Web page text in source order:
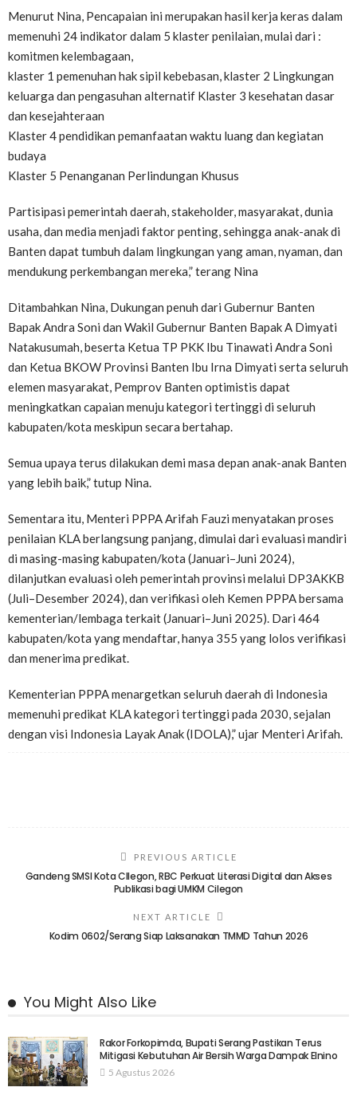
Menurut Nina, Pencapaian ini merupakan hasil kerja keras dalam
memenuhi 24 indikator dalam 5 klaster penilaian, mulai dari :
komitmen kelembagaan,
klaster 1 pemenuhan hak sipil kebebasan, klaster 2 Lingkungan
keluarga dan pengasuhan alternatif Klaster 3 kesehatan dasar
dan kesejahteraan
Klaster 4 pendidikan pemanfaatan waktu luang dan kegiatan
budaya
Klaster 5 Penanganan Perlindungan Khusus
Partisipasi pemerintah daerah, stakeholder, masyarakat, dunia
usaha, dan media menjadi faktor penting, sehingga anak-anak di
Banten dapat tumbuh dalam lingkungan yang aman, nyaman, dan
mendukung perkembangan mereka,” terang Nina
Ditambahkan Nina, Dukungan penuh dari Gubernur Banten
Bapak Andra Soni dan Wakil Gubernur Banten Bapak A Dimyati
Natakusumah, beserta Ketua TP PKK Ibu Tinawati Andra Soni
dan Ketua BKOW Provinsi Banten Ibu Irna Dimyati serta seluruh
elemen masyarakat, Pemprov Banten optimistis dapat
meningkatkan capaian menuju kategori tertinggi di seluruh
kabupaten/kota meskipun secara bertahap.
Semua upaya terus dilakukan demi masa depan anak-anak Banten
yang lebih baik,” tutup Nina.
Sementara itu, Menteri PPPA Arifah Fauzi menyatakan proses
penilaian KLA berlangsung panjang, dimulai dari evaluasi mandiri
di masing-masing kabupaten/kota (Januari–Juni 2024),
dilanjutkan evaluasi oleh pemerintah provinsi melalui DP3AKKB
(Juli–Desember 2024), dan verifikasi oleh Kemen PPPA bersama
kementerian/lembaga terkait (Januari–Juni 2025). Dari 464
kabupaten/kota yang mendaftar, hanya 355 yang lolos verifikasi
dan menerima predikat.
Kementerian PPPA menargetkan seluruh daerah di Indonesia
memenuhi predikat KLA kategori tertinggi pada 2030, sejalan
dengan visi Indonesia Layak Anak (IDOLA),” ujar Menteri Arifah.
PREVIOUS ARTICLE
Gandeng SMSI Kota CIlegon, RBC Perkuat Literasi Digital dan Akses
Publikasi bagi UMKM Cilegon
NEXT ARTICLE
Kodim 0602/Serang Siap Laksanakan TMMD Tahun 2026
You Might Also Like
Rakor Forkopimda, Bupati Serang Pastikan Terus
Mitigasi Kebutuhan Air Bersih Warga Dampak Elnino
5 Agustus 2026